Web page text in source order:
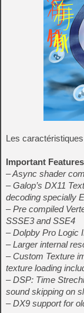
Les
Important Features
– Async shader
– Galop’s DX11
decoding specially
– Pre compiled
SSSE3 and SSE4
– Dolpby Pro Logic
– Larger internal
– Custom Texture
texture loading
– DSP: Time
sound skipping on
– DX9 support for